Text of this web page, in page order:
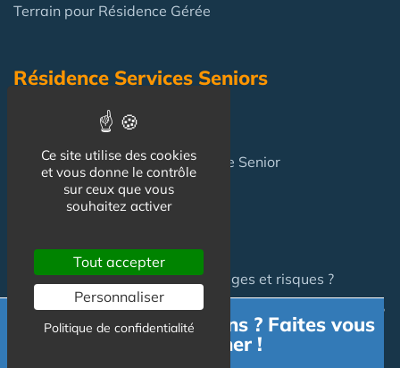
Terrain pour Résidence Gérée
Résidence Services Seniors
Résidence Services Seniors
Achat pour y vivreen Résidence Senior
Investir en Résidence Senior : pièges et risques ?
Investir en LMNP dans une résidence services en 2025 ?
Besoin d'informations ? Faites vous
accompagner !
Ce site utilise des cookies
et vous donne le contrôle
sur ceux que vous
souhaitez activer
Tout accepter
Personnaliser
Politique de confidentialité